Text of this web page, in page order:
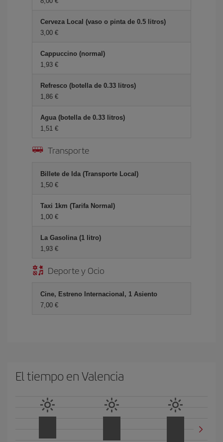
Cerveza Local (vaso o pinta de 0.5 litros)
3,00 €
Cappuccino (normal)
1,93 €
Refresco (botella de 0.33 litros)
1,86 €
Agua (botella de 0.33 litros)
1,51 €
Transporte
Billete de Ida (Transporte Local)
1,50 €
Taxi 1km (Tarifa Normal)
1,00 €
La Gasolina (1 litro)
1,93 €
Deporte y Ocio
Cine, Estreno Internacional, 1 Asiento
7,00 €
El tiempo en Valencia